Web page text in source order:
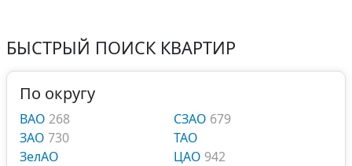
БЫСТРЫЙ ПОИСК КВАРТИР
По округу
ВАО 268
ЗАО 730
ЗелАО
СЗАО 679
ТАО
ЦАО 942